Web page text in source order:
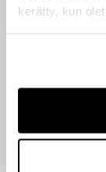
kerätty, kun